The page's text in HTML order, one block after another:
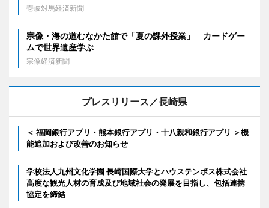
壱岐対馬経済新聞
宗像・海の道むなかた館で「夏の課外授業」 カードゲー
ムで世界遺産学ぶ
宗像経済新聞
プレスリリース／長崎県
＜ 福岡銀行アプリ・熊本銀行アプリ・十八親和銀行アプリ ＞機
能追加および改善のお知らせ
学校法人九州文化学園 長崎国際大学とハウステンボス株式会社
高度な観光人材の育成及び地域社会の発展を目指し、包括連携
協定を締結